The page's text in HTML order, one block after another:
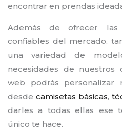
encontrar en prendas
Además de ofrecer las
confiables del mercado,
una variedad de
necesidades de nuestros
web podrás
desdecamisetas básicas,
darles a todas ellas ese
único te hace.